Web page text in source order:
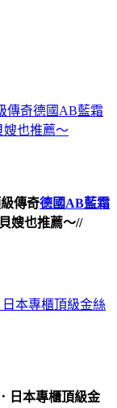
傳奇德國AB藍霜
嫂也推薦～
傳奇德國AB藍霜
嫂也推薦～//
本專櫃頂級金絲
日本專櫃頂級金